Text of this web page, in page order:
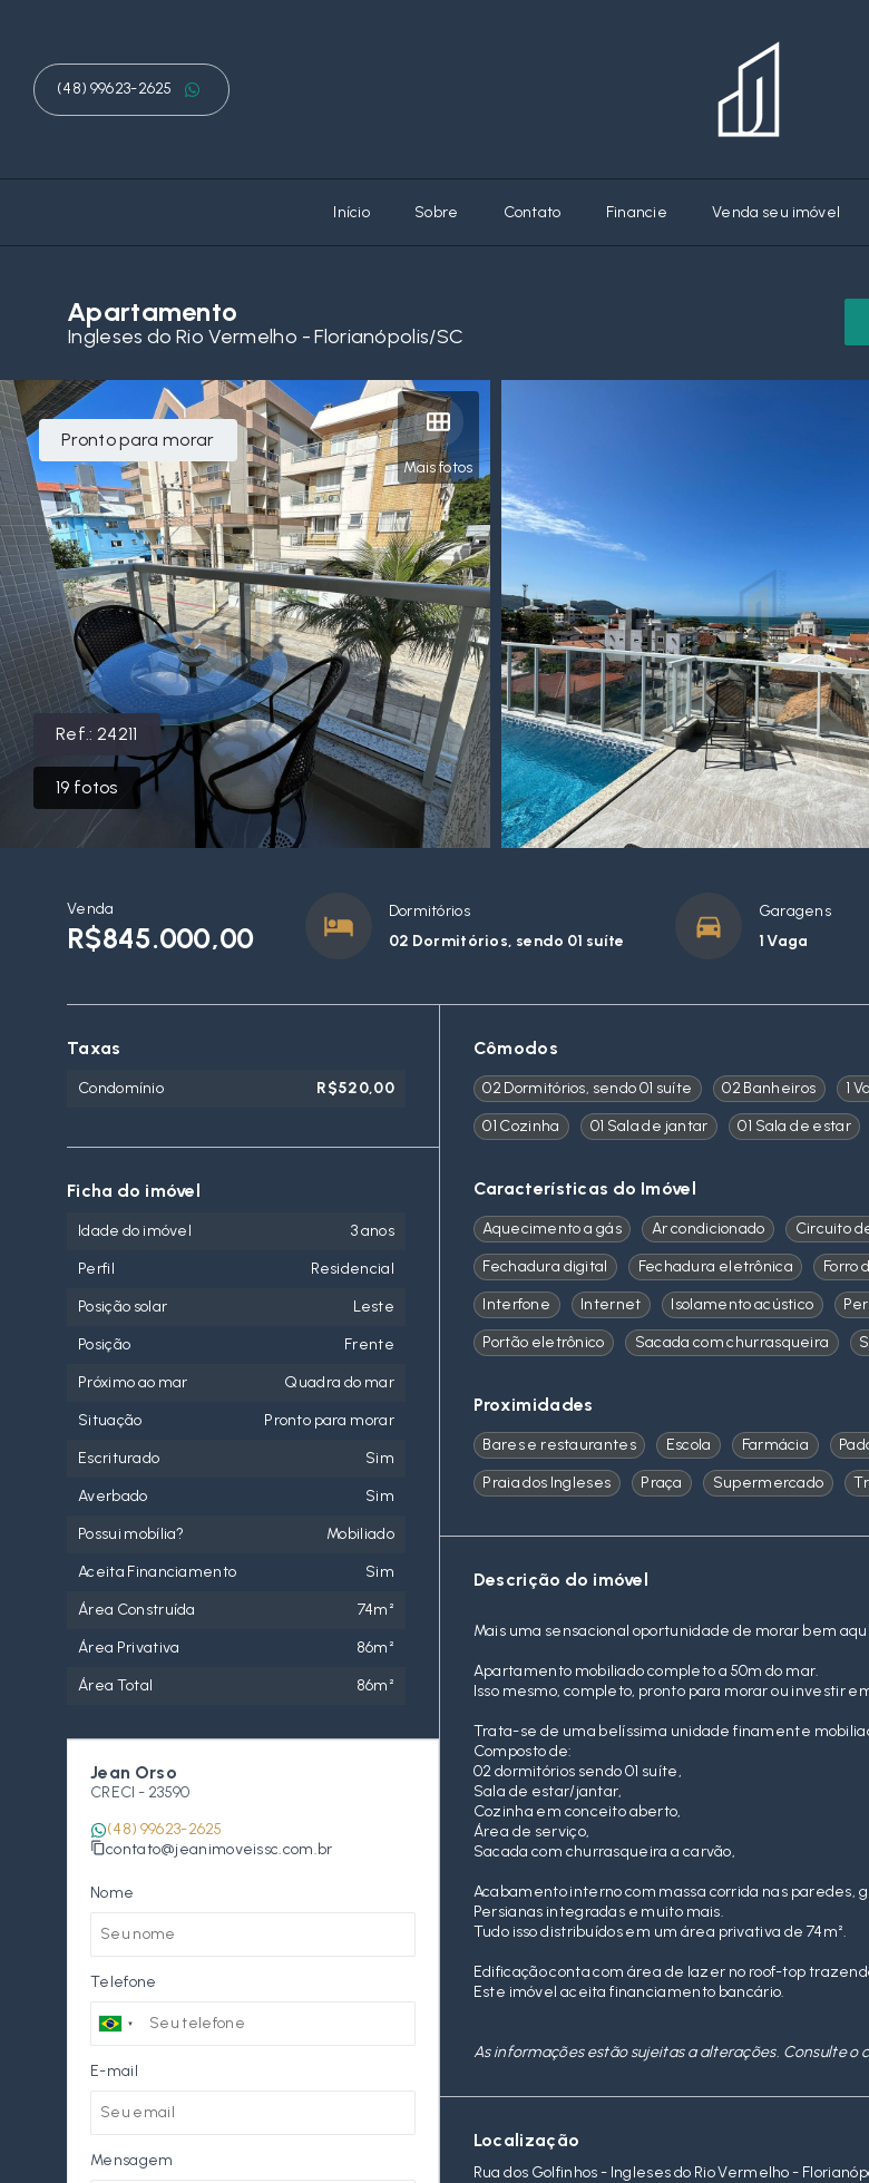
(48) 99623-2625
Início Sobre Contato Financie Venda seu imóvel
Apartamento
Ingleses do Rio Vermelho - Florianópolis/SC
Ref.:24211
19 fotos
Mais fotos
Pronto para morar
Venda
R$845.000,00
Dormitórios
02 Dormitórios, sendo 01 suíte
Garagens
1 Vaga
Cômodos
02 Dormitórios, sendo 01 suíte 02 Banheiros 1
01 Cozinha
01 Sala de jantar 01 Sala de estar
Características do Imóvel
Aquecimento a gás Ar condicionado Circuito
Fechadura digital
Fechadura eletrônica Forro
Interfone
Internet Isolamento acústico
Portão eletrônico
Sacada com churrasqueira
Proximidades
Bares e restaurantes Escola Farmácia
Praia dos Ingleses
Praça Supermercado
Descrição do imóvel
Mais uma sensacional oportunidade de morar bem
Apartamento mobiliado completo a 50m do mar.
Isso mesmo, completo, pronto para morar ou investir
Trata-se de uma belíssima unidade finamente
Composto de:
02 dormitórios sendo 01 suíte,
Sala de estar/jantar,
Cozinha em conceito aberto,
Área de serviço,
Sacada com churrasqueira a carvão,
Acabamento interno com massa corrida nas paredes,
Persianas integradas e muito mais.
Tudo isso distribuídos em um área privativa de 74m².
Edificação conta com área de lazer no roof-top
Este imóvel aceita financiamento bancário.
As informações estão sujeitas a alterações. Consulte o
Localização
Rua dos Golfinhos - Ingleses do Rio Vermelho -
Taxas
Condomínio R$520,00
Ficha do imóvel
Idade do imóvel
3 anos
Perfil
Residencial
Posição solar
Leste
Posição
Frente
Próximo ao mar
Quadra do mar
Situação
Pronto para morar
Escriturado
Sim
Averbado
Sim
Possui mobília?
Mobiliado
Aceita Financiamento
Sim
Área Construída
74m²
Área Privativa
86m²
Área Total
86m²
Jean Orso
CRECI - 23590
(48) 99623-2625
contato@jeanimoveissc.com.br
Nome
Telefone
E-mail
Mensagem